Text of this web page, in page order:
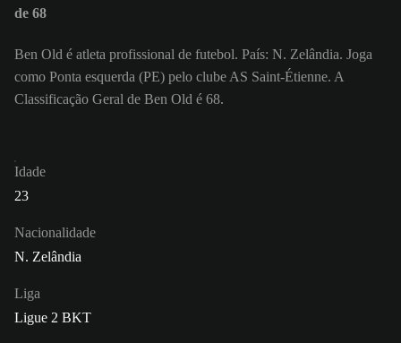
de 68
Ben Old é atleta profissional de futebol. País: N. Zelândia. Joga
como Ponta esquerda (PE) pelo clube AS Saint-Étienne. A
Classificação Geral de Ben Old é 68.
Idade
23
Nacionalidade
N. Zelândia
Liga
Ligue 2 BKT